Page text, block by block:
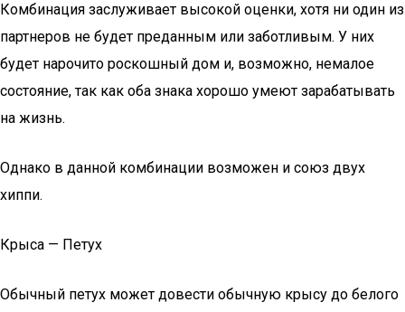
Комбинация заслуживает высокой оценки, хотя ни один из
партнеров не будет преданным или заботливым. У них
будет нарочито роскошный дом и, возможно, немалое
состояние, так как оба знака хорошо умеют зарабатывать
на жизнь.
Однако в данной комбинации возможен и союз двух
хиппи.
Крыса — Петух
Обычный петух может довести обычную крысу до белого